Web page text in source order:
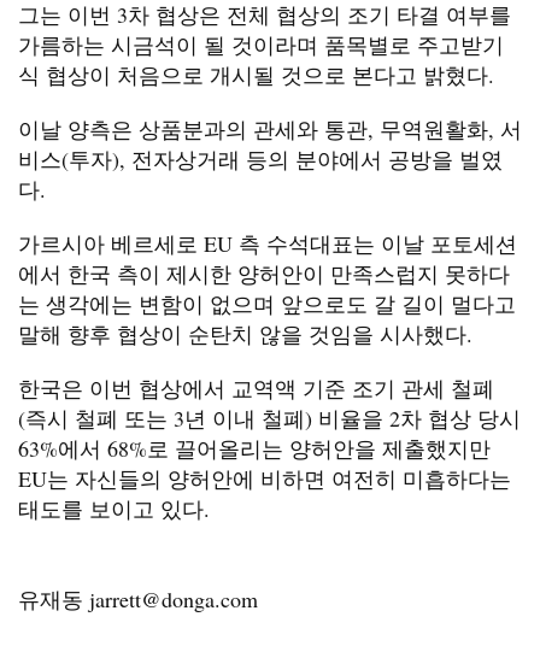
그는 이번 3차 협상은 전체 협상의 조기 타결 여부를
가름하는 시금석이 될 것이라며 품목별로 주고받기
식 협상이 처음으로 개시될 것으로 본다고 밝혔다.
이날 양측은 상품분과의 관세와 통관, 무역원활화, 서
비스(투자), 전자상거래 등의 분야에서 공방을 벌였
다.
가르시아 베르세로 EU 측 수석대표는 이날 포토세션
에서 한국 측이 제시한 양허안이 만족스럽지 못하다
는 생각에는 변함이 없으며 앞으로도 갈 길이 멀다고
말해 향후 협상이 순탄치 않을 것임을 시사했다.
한국은 이번 협상에서 교역액 기준 조기 관세 철폐
(즉시 철폐 또는 3년 이내 철폐) 비율을 2차 협상 당시
63%에서 68%로 끌어올리는 양허안을 제출했지만
EU는 자신들의 양허안에 비하면 여전히 미흡하다는
태도를 보이고 있다.
유재동 jarrett@donga.com